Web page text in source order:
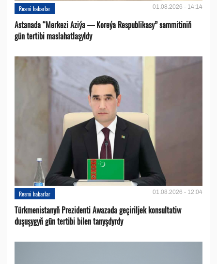
Resmi habarlar 01.08.2026 - 14:14
Astanada “Merkezi Aziýa — Koreýa Respublikasy” sammitiniň
gün tertibi maslahatlaşyldy
Resmi habarlar 01.08.2026 - 12:04
Türkmenistanyň Prezidenti Awazada geçiriljek konsultatiw
duşuşygyň gün tertibi bilen tanyşdyrdy